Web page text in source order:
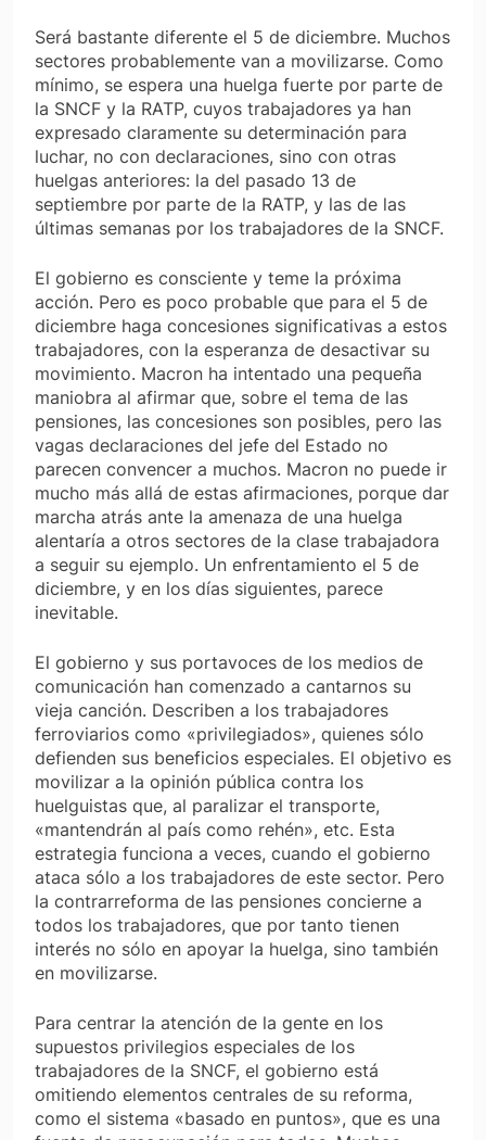
Será bastante diferente el 5 de diciembre. Muchos
sectores probablemente van a movilizarse. Como
mínimo, se espera una huelga fuerte por parte de
la SNCF y la RATP, cuyos trabajadores ya han
expresado claramente su determinación para
luchar, no con declaraciones, sino con otras
huelgas anteriores: la del pasado 13 de
septiembre por parte de la RATP, y las de las
últimas semanas por los trabajadores de la SNCF.
El gobierno es consciente y teme la próxima
acción. Pero es poco probable que para el 5 de
diciembre haga concesiones significativas a estos
trabajadores, con la esperanza de desactivar su
movimiento. Macron ha intentado una pequeña
maniobra al afirmar que, sobre el tema de las
pensiones, las concesiones son posibles, pero las
vagas declaraciones del jefe del Estado no
parecen convencer a muchos. Macron no puede ir
mucho más allá de estas afirmaciones, porque dar
marcha atrás ante la amenaza de una huelga
alentaría a otros sectores de la clase trabajadora
a seguir su ejemplo. Un enfrentamiento el 5 de
diciembre, y en los días siguientes, parece
inevitable.
El gobierno y sus portavoces de los medios de
comunicación han comenzado a cantarnos su
vieja canción. Describen a los trabajadores
ferroviarios como «privilegiados», quienes sólo
defienden sus beneficios especiales. El objetivo es
movilizar a la opinión pública contra los
huelguistas que, al paralizar el transporte,
«mantendrán al país como rehén», etc. Esta
estrategia funciona a veces, cuando el gobierno
ataca sólo a los trabajadores de este sector. Pero
la contrarreforma de las pensiones concierne a
todos los trabajadores, que por tanto tienen
interés no sólo en apoyar la huelga, sino también
en movilizarse.
Para centrar la atención de la gente en los
supuestos privilegios especiales de los
trabajadores de la SNCF, el gobierno está
omitiendo elementos centrales de su reforma,
como el sistema «basado en puntos», que es una